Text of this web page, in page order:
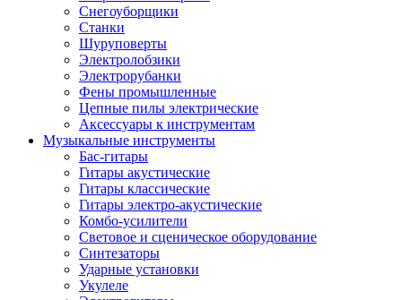
Снегоуборщики
Станки
Шуруповерты
Электролобзики
Электрорубанки
Фены промышленные
Цепные пилы электрические
Аксессуары к инструментам
Музыкальные инструменты
Бас-гитары
Гитары акустические
Гитары классические
Гитары электро-акустические
Комбо-усилители
Световое и сценическое оборудование
Синтезаторы
Ударные установки
Укулеле